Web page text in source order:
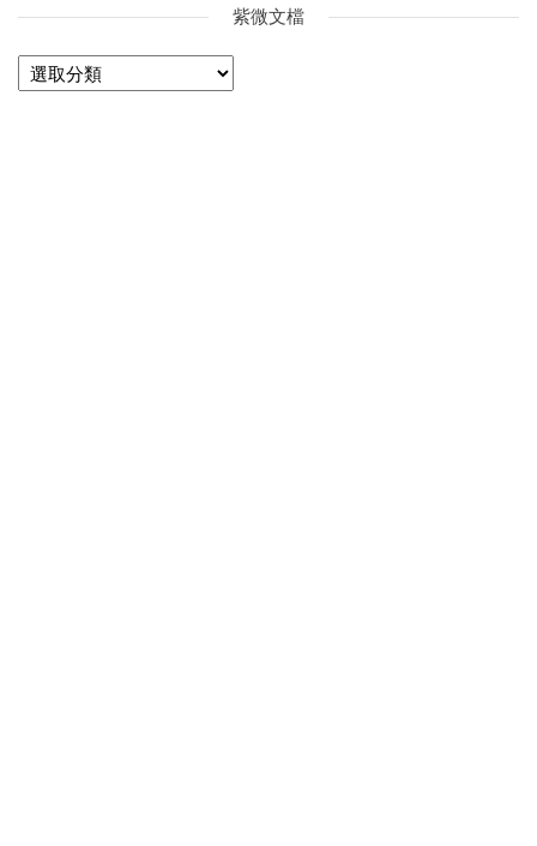
紫微文檔